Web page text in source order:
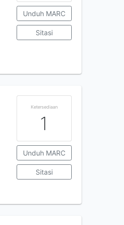
Unduh MARC
Sitasi
Ketersediaan
1
Unduh MARC
Sitasi